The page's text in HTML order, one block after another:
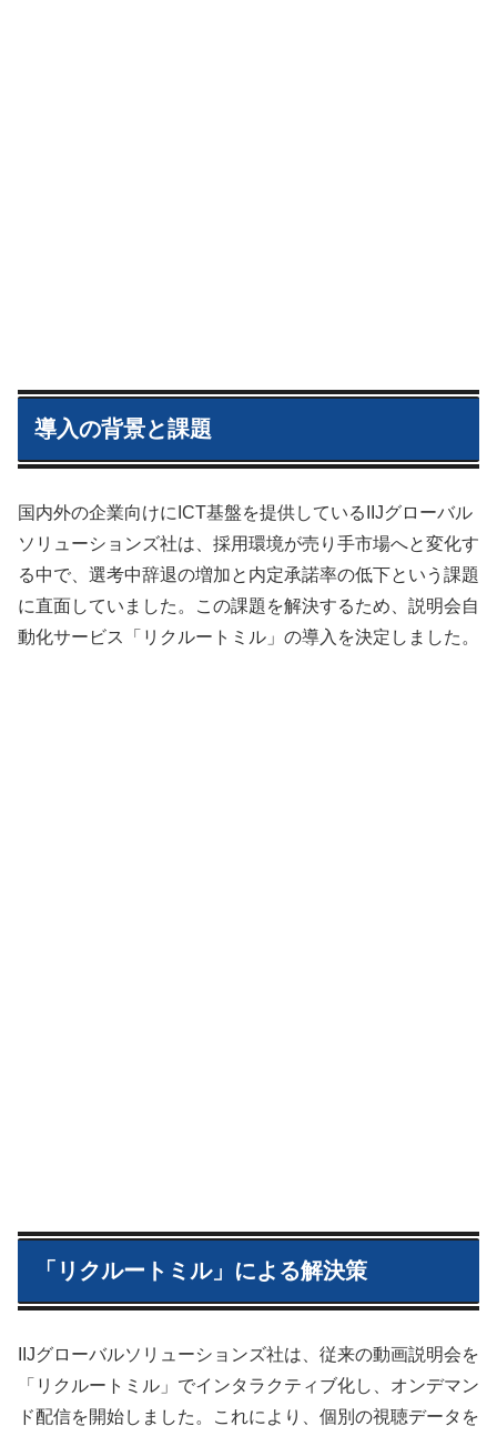
導入の背景と課題
国内外の企業向けにICT基盤を提供しているIIJグローバル
ソリューションズ社は、採用環境が売り手市場へと変化す
る中で、選考中辞退の増加と内定承諾率の低下という課題
に直面していました。この課題を解決するため、説明会自
動化サービス「リクルートミル」の導入を決定しました。
「リクルートミル」による解決策
IIJグローバルソリューションズ社は、従来の動画説明会を
「リクルートミル」でインタラクティブ化し、オンデマン
ド配信を開始しました。これにより、個別の視聴データを